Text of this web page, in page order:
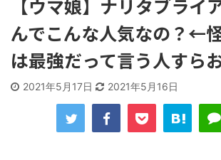
【R-18】真・女神転生 Road to the
創作】 第２０話
北原ももさんの挑発!!!
【画像】この女優さん、可愛すぎる
【遊戯王】いつ見ても覚醒だけ地属性との
な…
露！透明感が凄い！！
【朗報】齋藤飛鳥、前屈みで完全に見えて
【ウマ娘】ナリタブライ
んでこんな人気なの？←
は最強だって言う人すら
2021年5月17日 2021年5月16日